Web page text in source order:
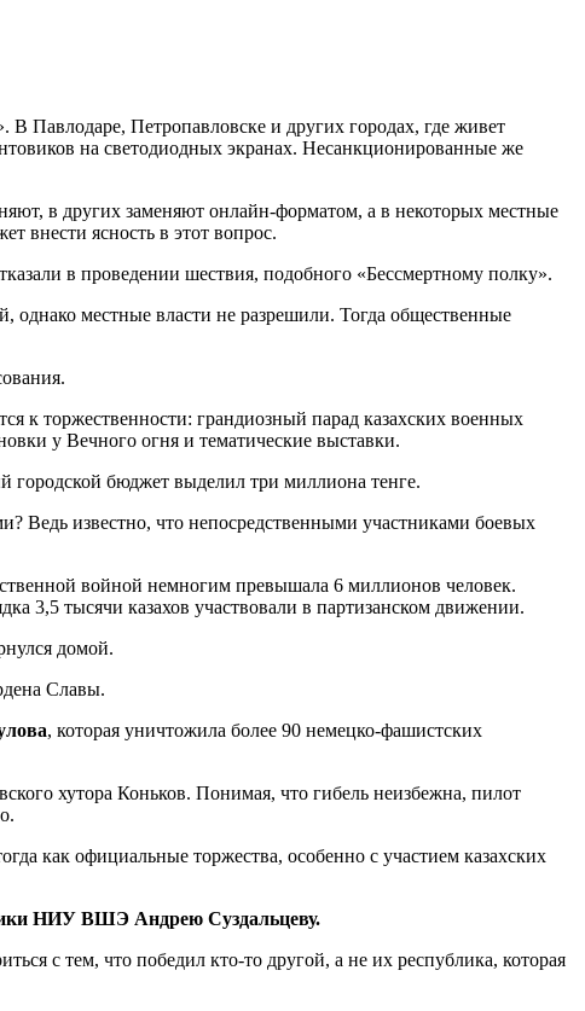
Павлодаре, Петропавловске и других городах, где живет
на светодиодных экранах. Несанкционированные же
в других заменяют онлайн-форматом, а в некоторых местные
внести ясность в этот вопрос.
в проведении шествия, подобного «Бессмертному полку».
однако местные власти не разрешили. Тогда общественные
к торжественности: грандиозный парад казахских военных
у Вечного огня и тематические выставки.
городской бюджет выделил три миллиона тенге.
Ведь известно, что непосредственными участниками боевых
войной немногим превышала 6 миллионов человек.
3,5 тысячи казахов участвовали в партизанском движении.
домой.
Славы.
, которая уничтожила более 90 немецко-фашистских
хутора Коньков. Понимая, что гибель неизбежна, пилот
как официальные торжества, особенно с участием казахских
НИУ ВШЭ Андрею Суздальцеву.
с тем, что победил кто-то другой, а не их республика, которая